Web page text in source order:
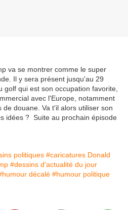
va se montrer comme le super
Il y sera présent jusqu'au 29
golf qui est son occupation favorite,
avec l'Europe, notamment
douane. Va t'il alors utiliser son
idées ? Suite au prochain épisode
politiques #caricatures Donald
#dessins d'actualité du jour
décalé #humour politique